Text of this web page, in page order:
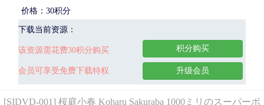
价格：30积分
下载当前资源：
该资源需花费30积分购买
会员可享受免费下载特权
积分购买
升级会员
[SIDVD-001] 桜庭小春 Koharu Sakuraba 1000ミリのスーパーボ